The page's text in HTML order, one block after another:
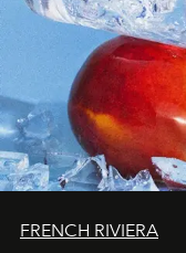
FRENCH RIVIERA